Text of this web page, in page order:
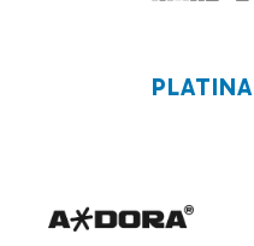
PLATINA